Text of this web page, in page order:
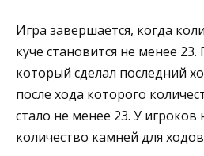
Игра завершается, когда
куче становится не менее
который сделал последний
после хода которого
стало не менее 23. У игроков
количество камней для